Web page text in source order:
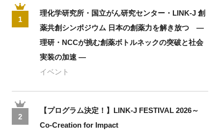
1
理化学研究所・国立がん研究センター・LINK-J 創
薬共創シンポジウム 日本の創薬力を解き放つ ―
理研・NCCが挑む創薬ボトルネックの突破と社会
実装の加速 ―
イベント
2
【プログラム決定！】LINK-J FESTIVAL 2026～
Co-Creation for Impact